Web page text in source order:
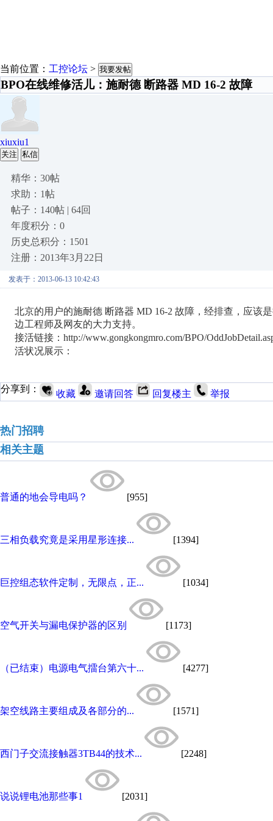
当前位置： 工控论坛 > 我要发帖
BPO在线维修活儿：施耐德 断路器 MD 16-2 故障
xiuxiu1
关注 私信
精华：30帖
求助：1帖
帖子：140帖 | 64回
年度积分：0
历史总积分：1501
注册：2013年3月22日
发表于：2013-06-13 10:42:43
北京的用户的施耐德 断路器 MD 16-2 故障，经排查，应该
边工程师及网友的大力支持。
接活链接： http://www.gongkongmro.com/BPO/
活状况展示：
分享到： 收藏 邀请回答 回复楼主 举报
热门招聘
相关主题
普通的地会导电吗？ [955]
三相负载究竟是采用星形连接... [1394]
巨控组态软件定制，无限点，正... [1034]
空气开关与漏电保护器的区别 [1173]
（已结束）电源电气擂台第六十... [4277]
架空线路主要组成及各部分的... [1571]
西门子交流接触器3TB44的技术... [2248]
说说锂电池那些事1 [2031]